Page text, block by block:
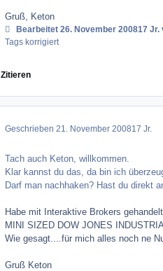
Gruß, Keton
Bearbeitet 26. November 200817 Jr.
Tags korrigiert
Zitieren
Geschrieben 21. November 200817 Jr.
Tach auch Keton, willkommen.
Klar kannst du das, da bin ich
Darf man nachhaken? Hast du direkt
Habe mit Interaktive Brokers
MINI SIZED DOW JONES
Wie gesagt....für mich alles noch ne
Gruß Keton